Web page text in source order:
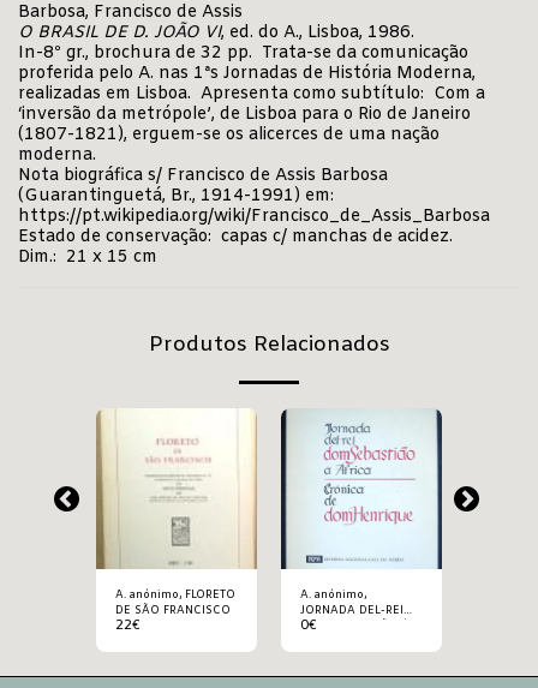
Barbosa, Francisco de Assis
O BRASIL DE D. JOÃO VI, ed. do A., Lisboa, 1986.
In-8º gr., brochura de 32 pp. Trata-se da comunicação
proferida pelo A. nas 1ªs Jornadas de História Moderna,
realizadas em Lisboa. Apresenta como subtítulo: Com a
‘inversão da metrópole’, de Lisboa para o Rio de Janeiro
(1807-1821), erguem-se os alicerces de uma nação
moderna.
Nota biográfica s/ Francisco de Assis Barbosa
(Guarantinguetá, Br., 1914-1991) em:
https://pt.wikipedia.org/wiki/Francisco_de_Assis_Barbosa
Estado de conservação: capas c/ manchas de acidez.
Dim.: 21 x 15 cm
Produtos Relacionados
A. anónimo, FLORETO
DE SÃO FRANCISCO
22€
A. anónimo,
JORNADA DEL-REI
DOM SEBASTIÃO À
0€